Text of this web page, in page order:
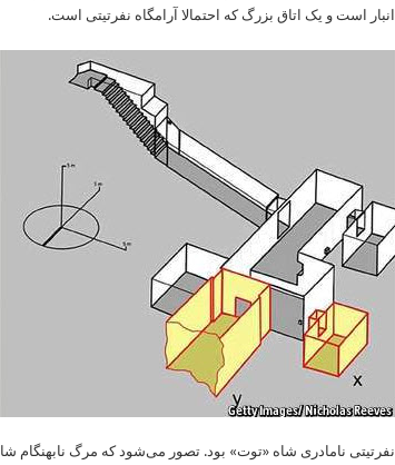
انبار است و یک اتاق بزرگ که احتمالا آرامگاه نفرتیتی است.
نفرتیتی نامادری شاه «توت» بود. تصور می‌شود که مرگ نابهنگام